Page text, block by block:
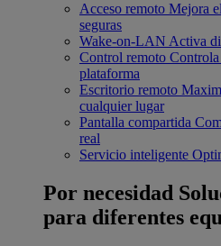
Acceso remoto Mejora
seguras
Wake-on-LAN Activa
Control remoto
plataforma
Escritorio remoto
cualquier lugar
Pantalla compartida
real
Servicio inteligente
Por necesidad
para diferentes